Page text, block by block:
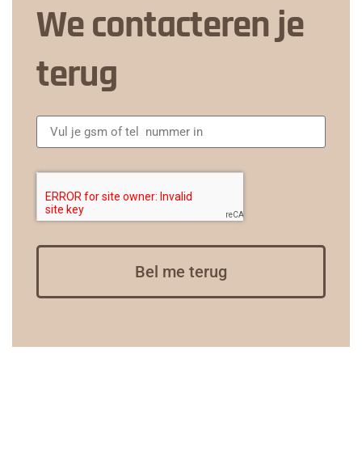
We contacteren je
terug
Bel me terug